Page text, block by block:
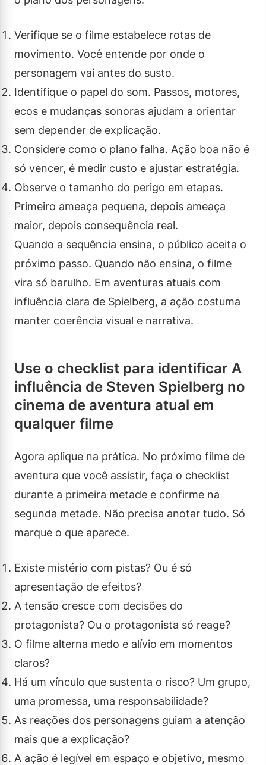
Verifique se o filme estabelece rotas de
movimento. Você entende por onde o
personagem vai antes do susto.
Identifique o papel do som. Passos, motores,
ecos e mudanças sonoras ajudam a orientar
sem depender de explicação.
Considere como o plano falha. Ação boa não é
só vencer, é medir custo e ajustar estratégia.
Observe o tamanho do perigo em etapas.
Primeiro ameaça pequena, depois ameaça
maior, depois consequência real.
Quando a sequência ensina, o público aceita o
próximo passo. Quando não ensina, o filme
vira só barulho. Em aventuras atuais com
influência clara de Spielberg, a ação costuma
manter coerência visual e narrativa.
Use o checklist para identificar A
influência de Steven Spielberg no
cinema de aventura atual em
qualquer filme
Agora aplique na prática. No próximo filme de
aventura que você assistir, faça o checklist
durante a primeira metade e confirme na
segunda metade. Não precisa anotar tudo. Só
marque o que aparece.
Existe mistério com pistas? Ou é só
apresentação de efeitos?
A tensão cresce com decisões do
protagonista? Ou o protagonista só reage?
O filme alterna medo e alívio em momentos
claros?
Há um vínculo que sustenta o risco? Um grupo,
uma promessa, uma responsabilidade?
As reações dos personagens guiam a atenção
mais que a explicação?
A ação é legível em espaço e objetivo, mesmo